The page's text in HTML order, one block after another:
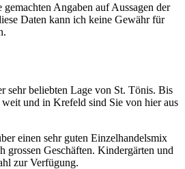
gemachten Angaben auf Aussagen der
Daten kann ich keine Gewähr für
sehr beliebten Lage von St. Tönis. Bis
und in Krefeld sind Sie von hier aus
einen sehr guten Einzelhandelsmix
grossen Geschäften. Kindergärten und
zur Verfügung.